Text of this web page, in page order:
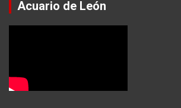
Acuario de León